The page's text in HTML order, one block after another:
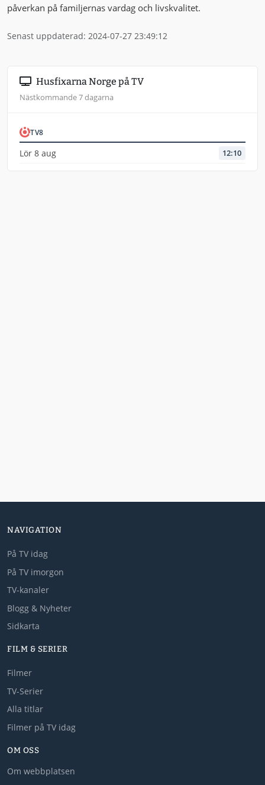
påverkan på familjernas vardag och livskvalitet.
Senast uppdaterad: 2024-07-27 23:49:12
Husfixarna Norge på TV
Nästkommande 7 dagarna
TV8
Lör 8 aug 12:10
NAVIGATION
På TV idag
På TV imorgon
TV-kanaler
Blogg & Nyheter
Sidkarta
FILM & SERIER
Filmer
TV-Serier
Alla titlar
Filmer på TV idag
OM OSS
Om webbplatsen